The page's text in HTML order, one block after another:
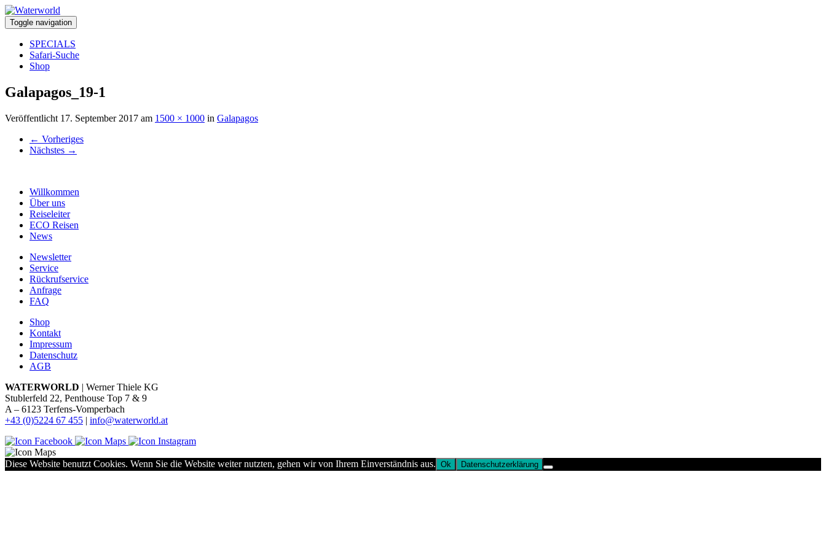
Toggle navigation
SPECIALS
Safari-Suche
Shop
Galapagos_19-1
Veröffentlicht 17. September 2017 am 1500 × 1000 in Galapagos
← Vorheriges
Nächstes →
Willkommen
Über uns
Reiseleiter
ECO Reisen
News
Newsletter
Service
Rückrufservice
Anfrage
FAQ
Shop
Kontakt
Impressum
Datenschutz
AGB
WATERWORLD | Werner Thiele KG
Stublerfeld 22, Penthouse Top 7 & 9
A – 6123 Terfens-Vomperbach
+43 (0)5224 67 455 | info@waterworld.at
Diese Website benutzt Cookies. Wenn Sie die Website weiter nutzten, gehen wir von Ihrem Einverständnis aus. Ok Datenschutzerklärung